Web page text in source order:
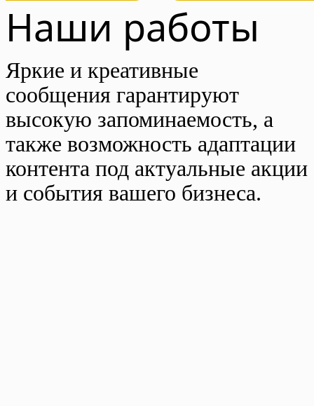
Наши работы
Яркие и креативные
сообщения гарантируют
высокую запоминаемость, а
также возможность адаптации
контента под актуальные акции
и события вашего бизнеса.